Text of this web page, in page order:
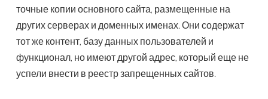
точные копии основного сайта, размещенные на
других серверах и доменных именах. Они содержат
тот же контент, базу данных пользователей и
функционал, но имеют другой адрес, который еще не
успели внести в реестр запрещенных сайтов.